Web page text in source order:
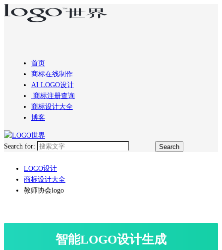
首页
商标在线制作
AI LOGO设计
商标注册查询
商标设计大全
博客
Search for:
LOGO设计
商标设计大全
教师协会logo
智能LOGO设计生成